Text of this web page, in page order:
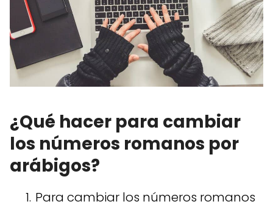
¿Qué hacer para cambiar
los números romanos por
arábigos?
Para cambiar los números romanos